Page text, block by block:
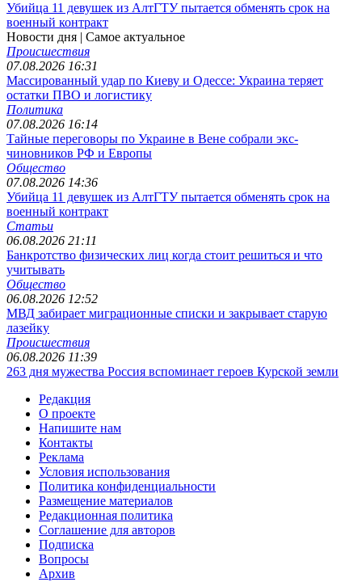
Убийца 11 девушек из АлтГТУ пытается обменять срок на
военный контракт
Новости дня | Самое актуальное
Происшествия
07.08.2026 16:31
Массированный удар по Киеву и Одессе: Украина теряет
остатки ПВО и логистику
Политика
07.08.2026 16:14
Тайные переговоры по Украине в Вене собрали экс-
чиновников РФ и Европы
Общество
07.08.2026 14:36
Убийца 11 девушек из АлтГТУ пытается обменять срок на
военный контракт
Статьи
06.08.2026 21:11
Банкротство физических лиц когда стоит решиться и что
учитывать
Общество
06.08.2026 12:52
МВД забирает миграционные списки и закрывает старую
лазейку
Происшествия
06.08.2026 11:39
263 дня мужества Россия вспоминает героев Курской земли
Редакция
О проекте
Напишите нам
Контакты
Реклама
Условия использования
Политика конфиденциальности
Размещение материалов
Редакционная политика
Соглашение для авторов
Подписка
Вопросы
Архив